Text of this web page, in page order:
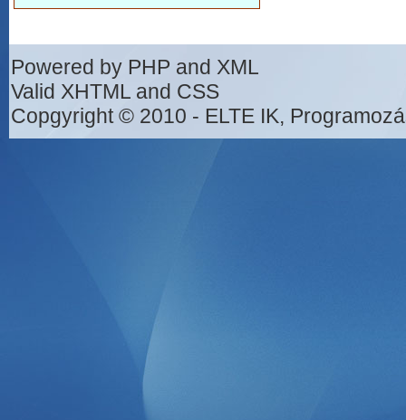
Powered by PHP and XML
Valid XHTML and CSS
Copgyright © 2010 - ELTE IK,